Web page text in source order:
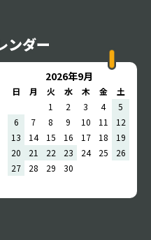
ンダー
2026年9月
日 月 火 水 木 金
土
1
2 3 4
5
6
7 8 9 10 11
12
13
14 15 16 17 18
19
20
21 22 23 24 25
26
27
28 29 30